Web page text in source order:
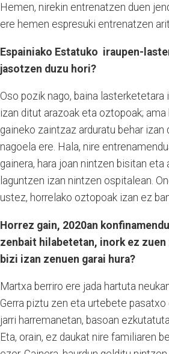
Hemen, nirekin entrenatzen duen
ere hemen espresuki entrenatzen
Espainiako Estatuko iraupen-
jasotzen duzu hori?
Oso pozik nago, baina lasterketetara
izan ditut arazoak eta oztopoak;
gaineko zaintzaz arduratu behar
nagoela ere. Hala, nire
gainera, hara joan nintzen bisitan
laguntzen izan nintzen ospitalean.
ustez, horrelako oztopoak izan ez
Horrez gain, 2020an
zenbait hilabetetan, inork ez
bizi izan zenuen garai hura?
Martxa berriro ere jada hartuta
Gerra piztu zen eta urtebete
jarri harremanetan, basoan
Eta, orain, ez daukat nire familiaren